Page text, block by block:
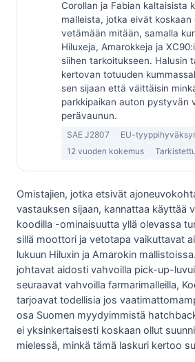
Corollan ja Fabian kaltaisista
malleista, jotka eivät
vetämään mitään, samalla
Hiluxeja, Amarokkeja ja
siihen tarkoitukseen. Halusin
kertovan totuuden
sen sijaan että väittäisin
parkkipaikan auton pystyvän
perävaunun.
SAE J2807
EU-
12 vuoden kokemus
Omistajien, jotka etsivät
vastauksen sijaan, kannattaa käyttää
koodilla -ominaisuutta yllä olevassa
sillä moottori ja vetotapa vaikuttavat
lukuun Hiluxin ja Amarokin
johtavat aidosti vahvoilla pick-up-
seuraavat vahvoilla farmarimalleilla,
tarjoavat todellisia jos
osa Suomen myydyimmistä
ei yksinkertaisesti koskaan ollut
mielessä, minkä tämä laskuri kertoo